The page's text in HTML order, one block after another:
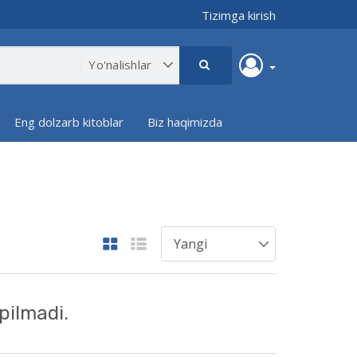
Tizimga kirish
Eng dolzarb kitoblar Biz haqimizda